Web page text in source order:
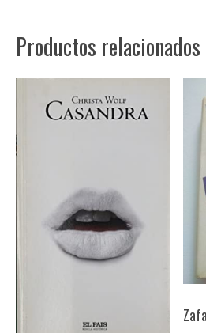
Productos relacionados